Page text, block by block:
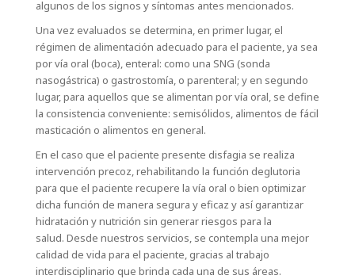
algunos de los signos y síntomas antes mencionados.
Una vez evaluados se determina, en primer lugar, el
régimen de alimentación adecuado para el paciente, ya sea
por vía oral (boca), enteral: como una SNG (sonda
nasogástrica) o gastrostomía, o parenteral; y en segundo
lugar, para aquellos que se alimentan por vía oral, se define
la consistencia conveniente: semisólidos, alimentos de fácil
masticación o alimentos en general.
En el caso que el paciente presente disfagia se realiza
intervención precoz, rehabilitando la función deglutoria
para que el paciente recupere la vía oral o bien optimizar
dicha función de manera segura y eficaz y así garantizar
hidratación y nutrición sin generar riesgos para la
salud. Desde nuestros servicios, se contempla una mejor
calidad de vida para el paciente, gracias al trabajo
interdisciplinario que brinda cada una de sus áreas.